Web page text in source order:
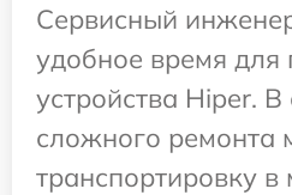
Сервисный
удобное время для
устройства Hiper. В
сложного ремонта
транспортировку в